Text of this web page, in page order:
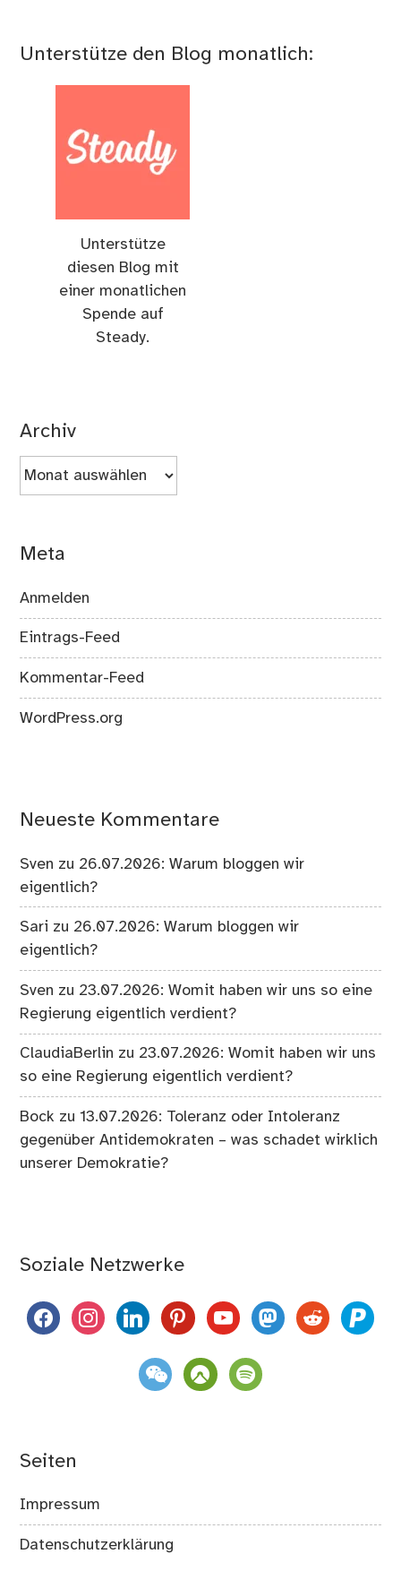
Unterstütze den Blog monatlich:
Unterstütze
diesen Blog mit
einer monatlichen
Spende auf
Steady.
Archiv
Archiv
Meta
Anmelden
Eintrags-Feed
Kommentar-Feed
WordPress.org
Neueste Kommentare
Sven zu 26.07.2026: Warum bloggen wir
eigentlich?
Sari zu 26.07.2026: Warum bloggen wir
eigentlich?
Sven zu 23.07.2026: Womit haben wir uns so eine
Regierung eigentlich verdient?
ClaudiaBerlin zu 23.07.2026: Womit haben wir uns
so eine Regierung eigentlich verdient?
Bock zu13.07.2026: Toleranz oder Intoleranz
gegenüber Antidemokraten – was schadet wirklich
unserer Demokratie?
Soziale Netzwerke
facebookinstagramlinkedinpinterestyoutubemastodon
reddit paypal
weixin komootspotify
Seiten
Impressum
Datenschutzerklärung